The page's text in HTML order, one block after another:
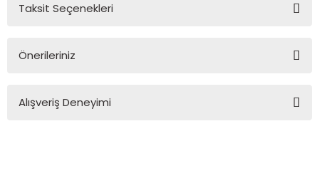
Ürün hakkında henüz soru sorulmamış.
Taksit Seçenekleri
Önerileriniz
konularda yetersiz gördüğünüz noktaları öneri formunu
Alışveriş Deneyimi